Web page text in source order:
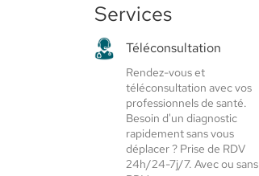
VALLEE
-
Elsie
Santé
Services
Téléconsultation
Rendez-vous et
téléconsultation avec vos
professionnels de santé.
Besoin d'un diagnostic
rapidement sans vous
déplacer ? Prise de RDV
24h/24-7j/7. Avec ou sans